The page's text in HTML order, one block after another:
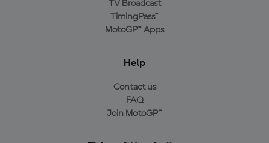
TV Broadcast
TimingPass™
MotoGP™ Apps
Help
Contact us
FAQ
Join MotoGP™